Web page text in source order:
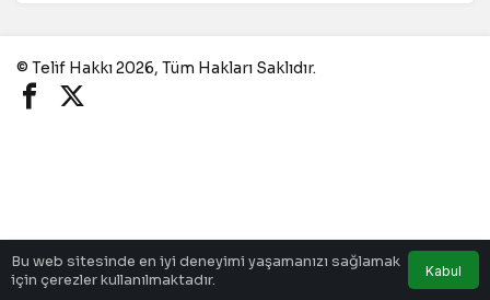
Bu web sitesinde en iyi deneyimi yaşamanızı sağlamak
için çerezler kullanılmaktadır.
Kabul
© Telif Hakkı 2026, Tüm Hakları Saklıdır.